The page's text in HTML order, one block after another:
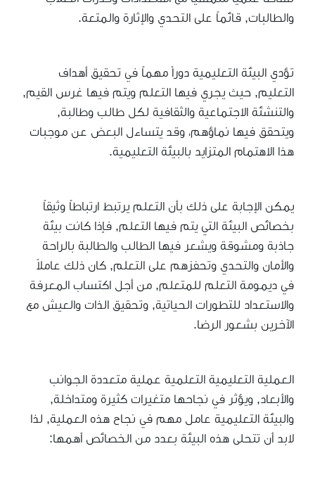
والطالبات, قائماً على التحدي والإثارة والمتعة.
تؤدي البيئة التعليمية دوراً مهماً في تحقيق أهداف
التعليم, حيث يجري فيها التعلم ويتم فيها غرس القيم,
والتنشئة الاجتماعية والثقافية لكل طالب وطالبة,
ويتحقق فيها نماؤهم، وقد يتساءل البعض عن موجبات
هذا الاهتمام المتزايد بالبيئة التعليمية.
يمكن الإجابة على ذلك بأن التعلم يرتبط ارتباطاً وثيقاً
بخصائص البيئة التي يتم فيها التعلم, فإذا كانت بيئة
جاذبة ومشوقة ويشعر فيها الطالب والطالبة بالراحة
والأمان والتحدي وتحفزهم على التعلم, كان ذلك عاملاً
في ديمومة التعلم للمتعلم, من أجل اكتساب المعرفة
والاستعداد للتطورات الحياتية, وتحقيق الذات والعيش مع
الآخرين بشعور الرضا.
العملية التعليمية التعلمية عملية متعددة الجوانب
والأبعاد, ويؤثر في نجاحها متغيرات كثيرة ومتداخلة,
والبيئة التعليمية عامل مهم في نجاح هذه العملية, لذا
لابد أن تتحلى هذه البيئة بعدد من الخصائص أهمها: